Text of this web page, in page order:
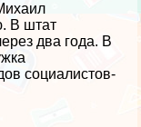
В штат
два года. В
социалистов-